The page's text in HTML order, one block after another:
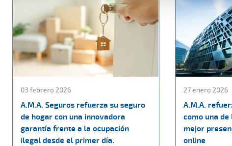
03 febrero 2026
A.M.A. Seguros refuerza su seguro
de hogar con una innovadora
garantía frente a la ocupación
ilegal desde el primer día.
27 enero 2026
A.M.A.
como una
mejor
online